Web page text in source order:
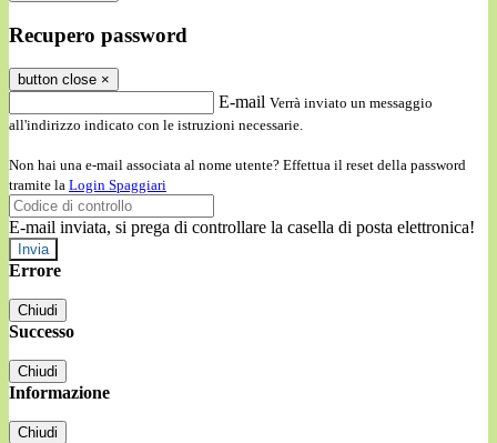
Recupero password
button close ×
E-mail Verrà inviato un messaggio
all'indirizzo indicato con le istruzioni necessarie.
Non hai una e-mail associata al nome utente? Effettua il reset della password
tramite la Login Spaggiari
E-mail inviata, si prega di controllare la casella di posta elettronica!
Errore
Chiudi
Successo
Chiudi
Informazione
Chiudi